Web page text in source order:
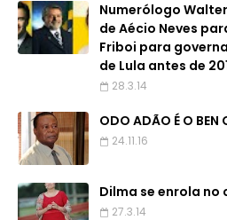
Numerólogo
de Aécio Neves
Friboi para
de Lula antes de
28.3.14
ODO ADÃO É O BEN
24.11.16
Dilma se enrola no
27.3.14